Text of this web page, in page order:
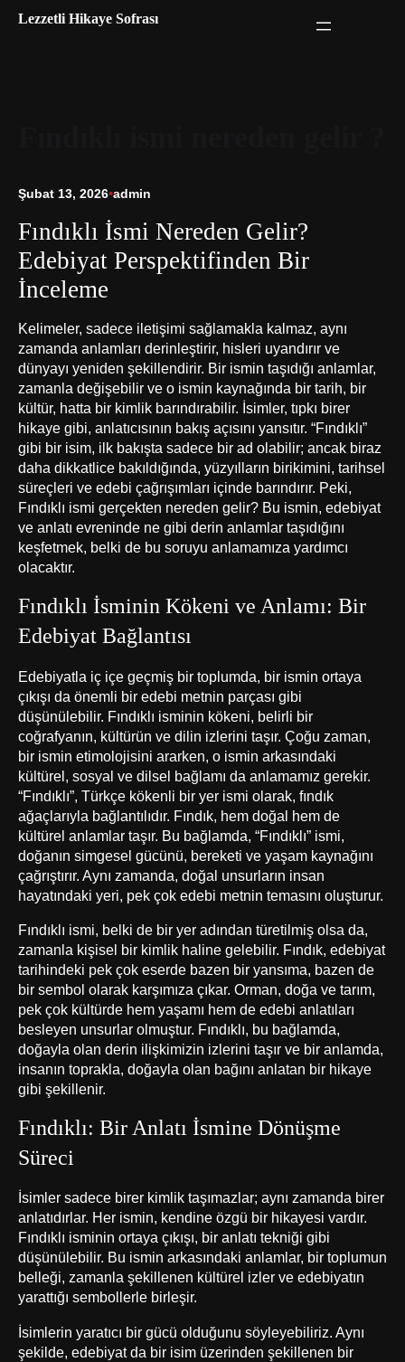
Lezzetli Hikaye Sofrası
Şubat 13, 2026•admin
Fındıklı İsmi Nereden Gelir?
Edebiyat Perspektifinden Bir
İnceleme
Kelimeler, sadece iletişimi sağlamakla kalmaz, aynı
zamanda anlamları derinleştirir, hisleri uyandırır ve
dünyayı yeniden şekillendirir. Bir ismin taşıdığı anlamlar,
zamanla değişebilir ve o ismin kaynağında bir tarih, bir
kültür, hatta bir kimlik barındırabilir. İsimler, tıpkı birer
hikaye gibi, anlatıcısının bakış açısını yansıtır. “Fındıklı”
gibi bir isim, ilk bakışta sadece bir ad olabilir; ancak biraz
daha dikkatlice bakıldığında, yüzyılların birikimini, tarihsel
süreçleri ve edebi çağrışımları içinde barındırır. Peki,
Fındıklı ismi gerçekten nereden gelir? Bu ismin, edebiyat
ve anlatı evreninde ne gibi derin anlamlar taşıdığını
keşfetmek, belki de bu soruyu anlamamıza yardımcı
olacaktır.
Fındıklı İsminin Kökeni ve Anlamı: Bir
Edebiyat Bağlantısı
Edebiyatla iç içe geçmiş bir toplumda, bir ismin ortaya
çıkışı da önemli bir edebi metnin parçası gibi
düşünülebilir. Fındıklı isminin kökeni, belirli bir
coğrafyanın, kültürün ve dilin izlerini taşır. Çoğu zaman,
bir ismin etimolojisini ararken, o ismin arkasındaki
kültürel, sosyal ve dilsel bağlamı da anlamamız gerekir.
“Fındıklı”, Türkçe kökenli bir yer ismi olarak, fındık
ağaçlarıyla bağlantılıdır. Fındık, hem doğal hem de
kültürel anlamlar taşır. Bu bağlamda, “Fındıklı” ismi,
doğanın simgesel gücünü, bereketi ve yaşam kaynağını
çağrıştırır. Aynı zamanda, doğal unsurların insan
hayatındaki yeri, pek çok edebi metnin temasını oluşturur.
Fındıklı ismi, belki de bir yer adından türetilmiş olsa da,
zamanla kişisel bir kimlik haline gelebilir. Fındık, edebiyat
tarihindeki pek çok eserde bazen bir yansıma, bazen de
bir sembol olarak karşımıza çıkar. Orman, doğa ve tarım,
pek çok kültürde hem yaşamı hem de edebi anlatıları
besleyen unsurlar olmuştur. Fındıklı, bu bağlamda,
doğayla olan derin ilişkimizin izlerini taşır ve bir anlamda,
insanın toprakla, doğayla olan bağını anlatan bir hikaye
gibi şekillenir.
Fındıklı: Bir Anlatı İsmine Dönüşme
Süreci
İsimler sadece birer kimlik taşımazlar; aynı zamanda birer
anlatıdırlar. Her ismin, kendine özgü bir hikayesi vardır.
Fındıklı isminin ortaya çıkışı, bir anlatı tekniği gibi
düşünülebilir. Bu ismin arkasındaki anlamlar, bir toplumun
belleği, zamanla şekillenen kültürel izler ve edebiyatın
yarattığı sembollerle birleşir.
İsimlerin yaratıcı bir gücü olduğunu söyleyebiliriz. Aynı
şekilde, edebiyat da bir isim üzerinden şekillenen bir